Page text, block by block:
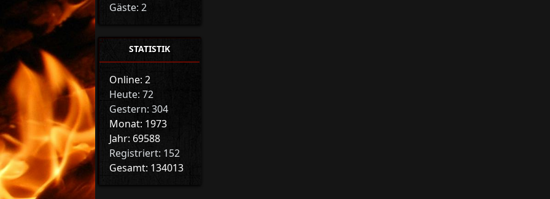
Gäste: 2
STATISTIK
Online: 2
Heute: 72
Gestern: 304
Monat: 1973
Jahr: 69588
Registriert: 152
Gesamt: 134013